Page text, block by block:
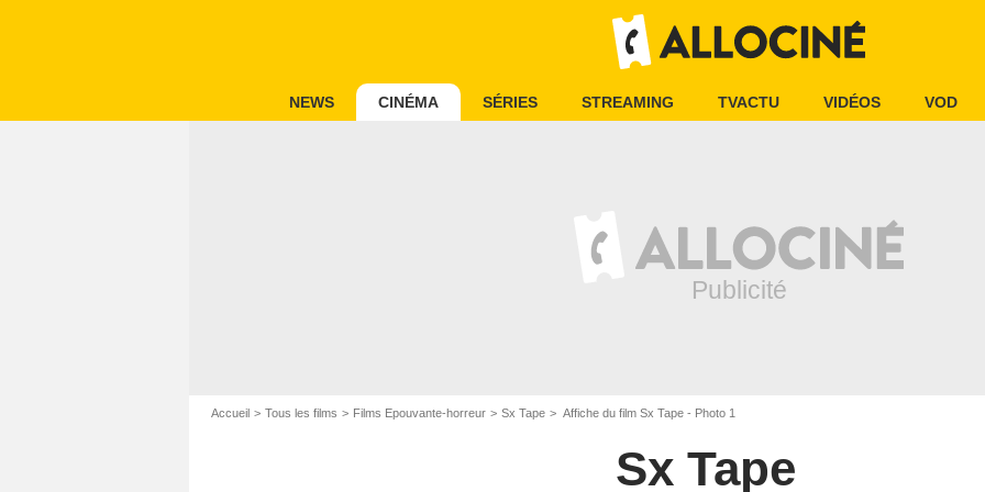
NEWS CINÉMA SÉRIES STREAMING TVACTU VIDÉOS VOD
Accueil Tous les films Films Epouvante-horreur Sx Tape Affiche du film Sx Tape - Photo 1
Sx Tape